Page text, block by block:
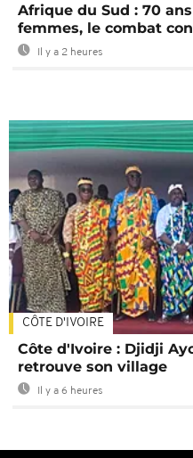
Afrique du Sud : 70
femmes, le combat
Il y a 2 heures
CÔTE D'IVOIRE
Côte d'Ivoire : Djidji
retrouve son village
Il y a 6 heures